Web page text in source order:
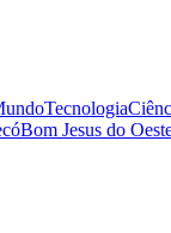
Tecnologia
Bom Jesus do